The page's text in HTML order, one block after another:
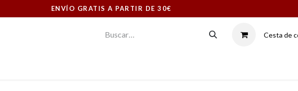
Cesta de
ENVÍO GRATIS A PARTIR DE 30€